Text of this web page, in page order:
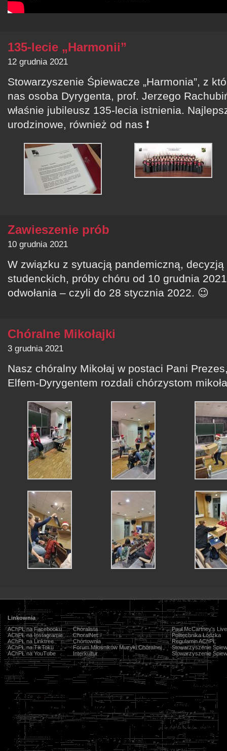
135-lecie „Harmonii”
12 grudnia 2021
Stowarzyszenie Śpiewacze „Harmonia”, z
nas osoba Dyrygenta, prof. Jerzego
właśnie jubileusz 135-lecia istnienia.
urodzinowe, również od nas ❗
Zawieszenie prób
10 grudnia 2021
W związku z sytuacją pandemiczną,
studenckich, próby chóru od 10 grudnia
odwołania – czyli do 28 stycznia 2022. 😉
Chóralne Mikołajki
3 grudnia 2021
Nasz chóralny Mikołaj w postaci Pani
Elfem-Dyrygentem rozdali chórzystom
Linkownia
AChPŁ na Facebooku
AChPŁ na Instagramie
AChPŁ na Linktree
AChPŁ na TikToku
AChPŁ na YouTube
Chóralista
ChoralNet
Chórtownia
Forum Miłośników Muzyki Chóralnej
Interkultur
Paul McCartney's
Politechnika Łódzka
Regulamin AChPŁ
Stowarzyszenie
Stowarzyszenie